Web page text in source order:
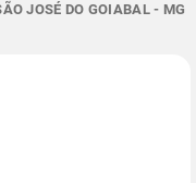
JOSÉ DO GOIABAL - MG